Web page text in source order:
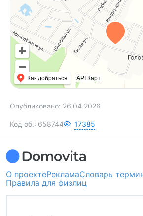
Как добраться API Карт
Опубликовано: 26.04.2026
Код об.: 658744 17385
О проектеРекламаСловарь
Правила для физлиц